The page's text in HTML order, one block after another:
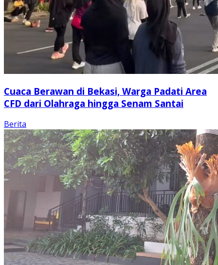
Cuaca Berawan di Bekasi, Warga Padati Area
CFD dari Olahraga hingga Senam Santai
Berita